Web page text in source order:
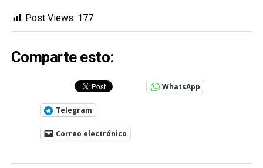
Post Views: 177
Comparte esto:
WhatsApp
Telegram
Correo electrónico